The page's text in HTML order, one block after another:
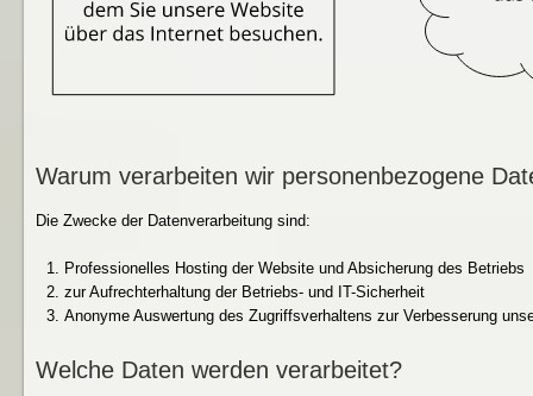
Warum verarbeiten wir personenbezogene
Die Zwecke der Datenverarbeitung sind:
Professionelles Hosting der Website und Absicherung des Betriebs
zur Aufrechterhaltung der Betriebs- und IT-Sicherheit
Anonyme Auswertung des Zugriffsverhaltens zur Verbesserung
Welche Daten werden verarbeitet?